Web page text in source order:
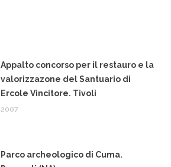
Appalto concorso per il restauro e la
valorizzazone del Santuario di
Ercole Vincitore. Tivoli
2007
Parco archeologico di Cuma.